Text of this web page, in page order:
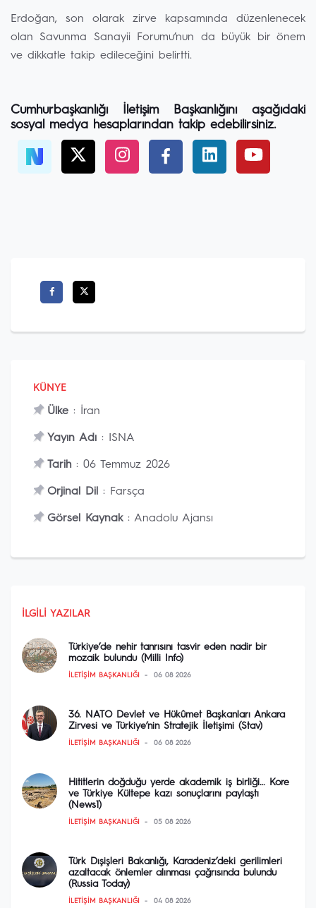
Erdoğan, son olarak zirve kapsamında düzenlenecek
olan Savunma Sanayii Forumu’nun da büyük bir önem
ve dikkatle takip edileceğini belirtti.
Cumhurbaşkanlığı İletişim Başkanlığını aşağıdaki
sosyal medya hesaplarından takip edebilirsiniz.
KÜNYE
Ülke : İran
Yayın Adı : ISNA
Tarih : 06 Temmuz 2026
Orjinal Dil : Farsça
Görsel Kaynak: Anadolu Ajansı
İLGILI YAZILAR
Türkiye’de nehir tanrısını tasvir eden nadir bir
mozaik bulundu (Milli Info)
İLETIŞIM BAŞKANLIĞI 06 08 2026
36. NATO Devlet ve Hükûmet Başkanları Ankara
Zirvesi ve Türkiye’nin Stratejik İletişimi (Stav)
İLETIŞIM BAŞKANLIĞI 06 08 2026
Hititlerin doğduğu yerde akademik iş birliği… Kore
ve Türkiye Kültepe kazı sonuçlarını paylaştı
(News1)
İLETIŞIM BAŞKANLIĞI 05 08 2026
Türk Dışişleri Bakanlığı, Karadeniz’deki gerilimleri
azaltacak önlemler alınması çağrısında bulundu
(Russia Today)
İLETIŞIM BAŞKANLIĞI 04 08 2026